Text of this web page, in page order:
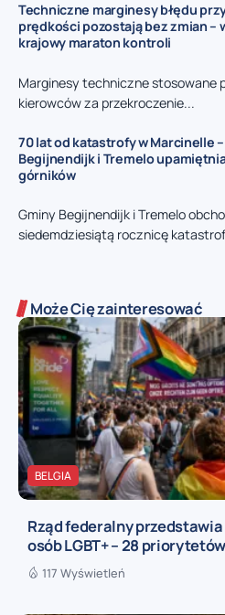
Techniczne marginesy błędu
prędkości pozostają bez zmian –
krajowy maraton kontroli
Marginesy techniczne stosowane
kierowców za przekroczenie...
70 lat od katastrofy w Marcinelle
Begijnendijk i Tremelo
górników
Gminy Begijnendijk i Tremelo
siedemdziesiątą rocznicę
Może Cię zainteresować
BELGIA
Rząd federalny
osób LGBT+ – 28
117 Wyświetleń